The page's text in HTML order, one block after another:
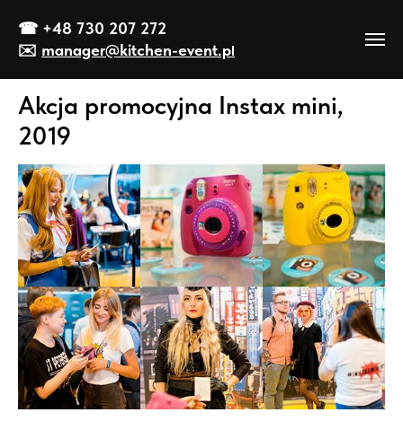
☎ +48 730 207 272
✉️ manager@kitchen-event.pl
Akcja promocyjna Instax mini,
2019